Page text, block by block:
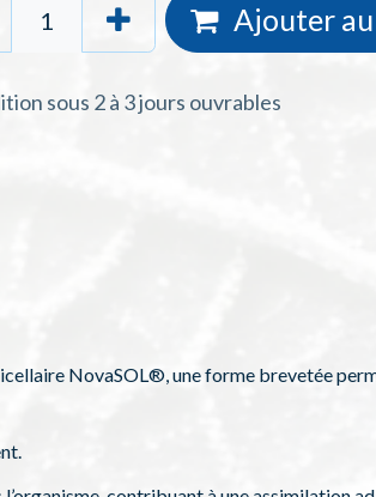
Ajouter au
sous 2 à 3 jours ouvrables
NovaSOL®, une forme brevetée